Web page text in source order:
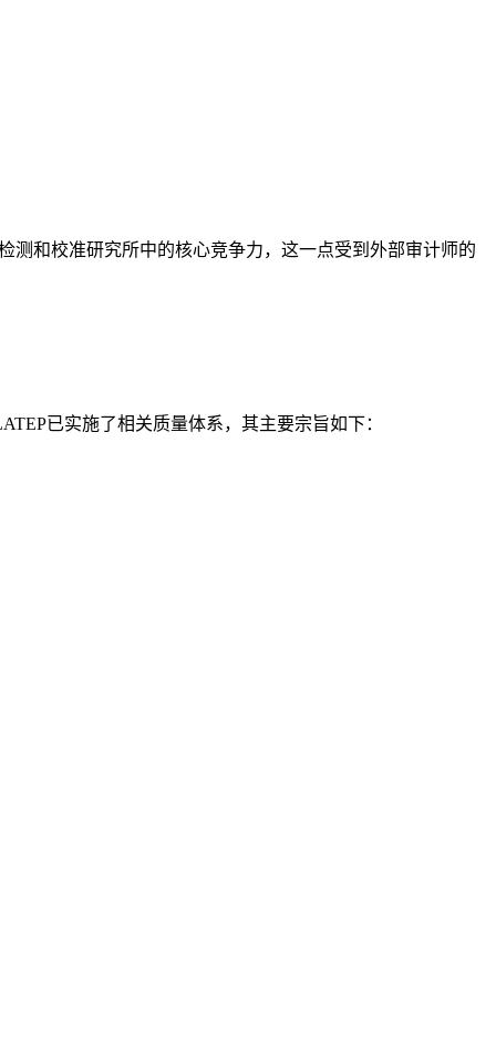
测和校准研究所中的核心竞争力，这一点受到外部审计师的
已实施了相关质量体系，其主要宗旨如下：